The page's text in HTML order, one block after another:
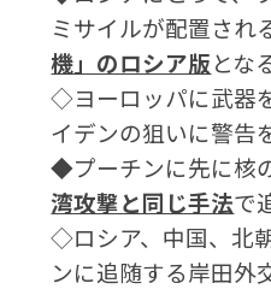
ミサイルが配置され
機」のロシア版とな
◇ヨーロッパに武器
イデンの狙いに警告
◆プーチンに先に核
湾攻撃と同じ手法で
◇ロシア、中国、北
ンに追随する岸田外